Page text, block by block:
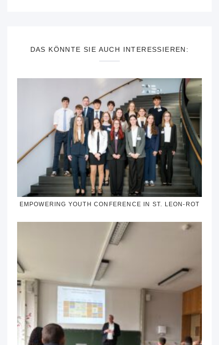
DAS KÖNNTE SIE AUCH INTERESSIEREN:
EMPOWERING YOUTH CONFERENCE IN ST. LEON-ROT